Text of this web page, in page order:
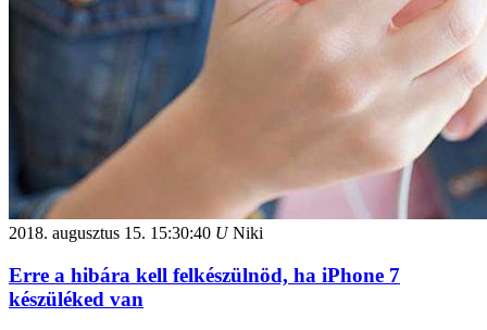
2018. augusztus 15. 15:30:40 UNiki
Erre a hibára kell felkészülnöd, ha iPhone 7
készüléked van